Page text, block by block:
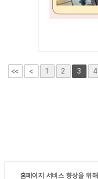
<< < 1 2 3 4
홈페이지 서비스 향상을 위